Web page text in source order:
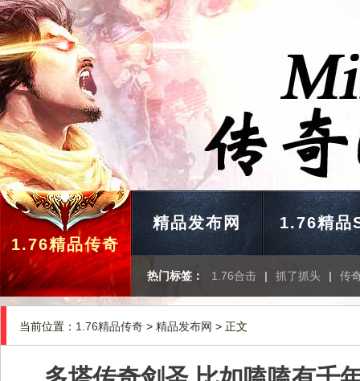
1.76精品传奇
精品发布网 1.76精品
热门标签： 1.76合击 | 抓了抓头 | 传
当前位置： 1.76精品传奇 > 精品发布网 > 正文